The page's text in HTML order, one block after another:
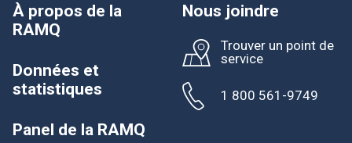
À propos de la
RAMQ
Données et
statistiques
Panel de la RAMQ
Nous joindre
Trouver un point de
service
1 800 561-9749